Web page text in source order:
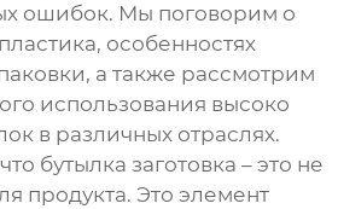
ошибок. Мы поговорим о
особенностях
а также рассмотрим
использования высоко
в различных отраслях.
бутылка заготовка – это не
продукта. Это элемент